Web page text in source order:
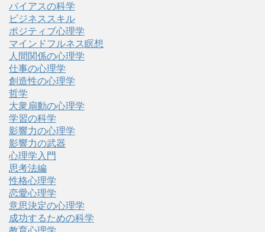
バイアスの科学
ビジネススキル
ポジティブ心理学
マインドフルネス瞑想
人間関係の心理学
仕事の心理学
創造性の心理学
哲学
大衆扇動の心理学
学習の科学
影響力の心理学
影響力の武器
心理学入門
思考法編
性格心理学
恋愛心理学
意思決定の心理学
成功するための科学